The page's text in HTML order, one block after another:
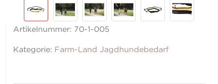
Artikelnummer: 70-1-005
Kategorie: Farm-Land Jagdhundebedarf